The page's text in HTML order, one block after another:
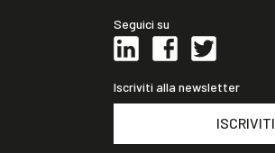
Seguici su
Iscriviti alla newsletter
ISCRIVITI